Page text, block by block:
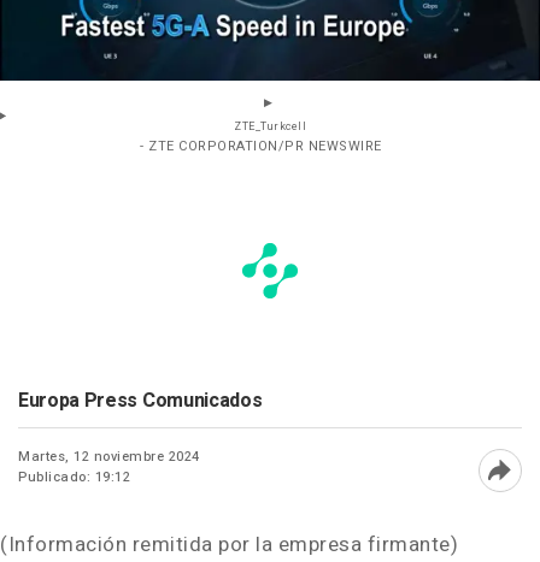
ZTE_Turkcell
- ZTE CORPORATION/PR NEWSWIRE
Europa Press Comunicados
Martes, 12 noviembre 2024
Publicado: 19:12
(Información remitida por la empresa firmante)